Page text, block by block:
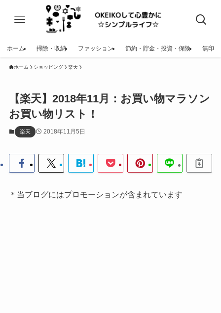
ホーム 掃除・収納 ファッション 節約・貯金・投資・保険 無印
ホーム ショッピング 楽天
【楽天】2018年11月：お買い物マラソン
お買い物リスト！
楽天 2018年11月5日
＊当ブログにはプロモーションが含まれています